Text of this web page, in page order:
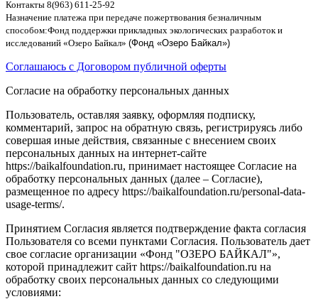
Контакты 8(963) 611-25-92
Назначение платежа при передаче пожертвования безналичным
способом:Фонд поддержки прикладных экологических разработок и
исследований «Озеро Байкал» (Фонд «Озеро Байкал»)
Соглашаюсь с Договором публичной оферты
Согласие на обработку персональных данных
Пользователь, оставляя заявку, оформляя подписку,
комментарий, запрос на обратную связь, регистрируясь либо
совершая иные действия, связанные с внесением своих
персональных данных на интернет-сайте
https://baikalfoundation.ru, принимает настоящее Согласие на
обработку персональных данных (далее – Согласие),
размещенное по адресу https://baikalfoundation.ru/personal-data-
usage-terms/.
Принятием Согласия является подтверждение факта согласия
Пользователя со всеми пунктами Согласия. Пользователь дает
свое согласие организации «Фонд "ОЗЕРО БАЙКАЛ"»,
которой принадлежит сайт https://baikalfoundation.ru на
обработку своих персональных данных со следующими
условиями: